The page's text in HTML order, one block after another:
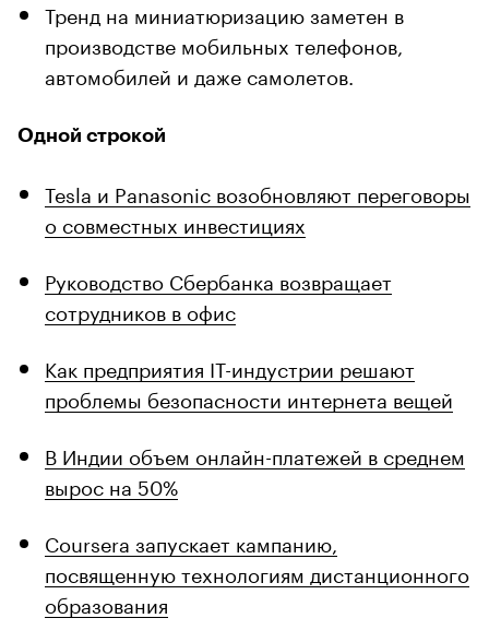
Тренд на миниатюризацию заметен в
производстве мобильных телефонов,
автомобилей и даже самолетов.
Одной строкой
Tesla и Panasonic возобновляют переговоры
о совместных инвестициях
Руководство Сбербанка возвращает
сотрудников в офис
Как предприятия IT-индустрии решают
проблемы безопасности интернета вещей
В Индии объем онлайн-платежей в среднем
вырос на 50%
Coursera запускает кампанию,
посвященную технологиям дистанционного
образования